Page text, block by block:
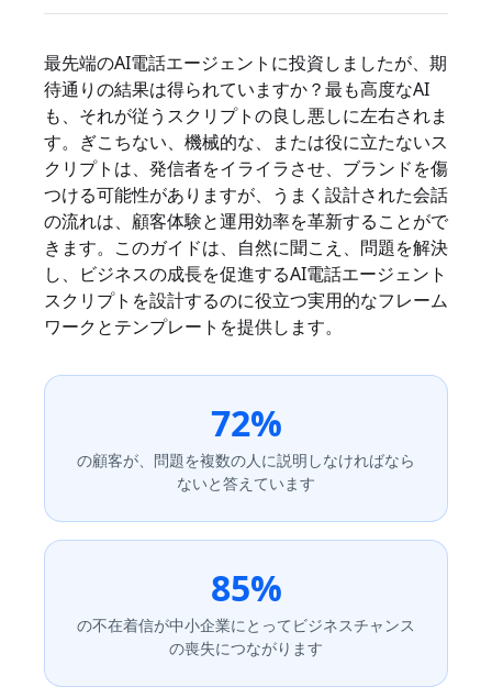
最先端のAI電話エージェントに投資しましたが、期
待通りの結果は得られていますか？最も高度なAI
も、それが従うスクリプトの良し悪しに左右されま
す。ぎこちない、機械的な、または役に立たないス
クリプトは、発信者をイライラさせ、ブランドを傷
つける可能性がありますが、うまく設計された会話
の流れは、顧客体験と運用効率を革新することがで
きます。このガイドは、自然に聞こえ、問題を解決
し、ビジネスの成長を促進するAI電話エージェント
スクリプトを設計するのに役立つ実用的なフレーム
ワークとテンプレートを提供します。
72%
の顧客が、問題を複数の人に説明しなければなら
ないと答えています
85%
の不在着信が中小企業にとってビジネスチャンス
の喪失につながります